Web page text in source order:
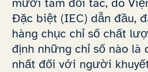
Đặc biệt (IEC) dẫn đầu,
hàng chục chỉ số chất
định những chỉ số nào là
nhất đối với người